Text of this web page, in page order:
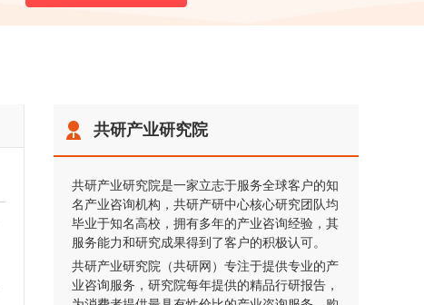
共研产业研究院
共研产业研究院是一家立志于服务全球客户的知
名产业咨询机构，共研产研中心核心研究团队均
毕业于知名高校，拥有多年的产业咨询经验，其
服务能力和研究成果得到了客户的积极认可。
共研产业研究院（共研网）专注于提供专业的产
业咨询服务，研究院每年提供的精品行研报告，